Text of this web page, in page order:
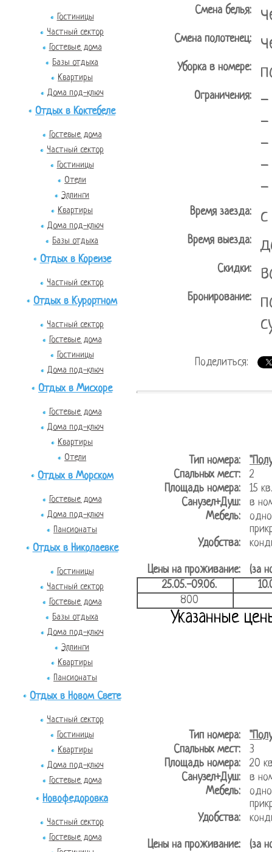
Гостиницы
Частный сектор
Гостевые дома
Базы отдыха
Квартиры
Дома под-ключ
Отдых в Коктебеле
Гостевые дома
Частный сектор
Гостиницы
Отели
Эллинги
Квартиры
Дома под-ключ
Базы отдыха
Отдых в Кореизе
Частный сектор
Отдых в Курортном
Частный сектор
Гостевые дома
Гостиницы
Дома под-ключ
Отдых в Мисхоре
Гостевые дома
Дома под-ключ
Квартиры
Отели
Отдых в Морском
Гостевые дома
Дома под-ключ
Пансионаты
Отдых в Николаевке
Гостиницы
Частный сектор
Гостевые дома
Базы отдыха
Дома под-ключ
Эллинги
Квартиры
Пансионаты
Отдых в Новом Свете
Частный сектор
Гостиницы
Квартиры
Дома под-ключ
Гостевые дома
Новофедоровка
Частный сектор
Гостевые дома
Смена белья:
Смена полотенец:
Уборка в номере:
Ограничения:
-
-
-
-
-
Время заезда:
Время выезда:
Скидки:
Бронирование:
Поделиться:
Тип номера:
Спальных мест:
2
Площадь номера:
15
Санузел+Душ:
в
Мебель:
Удобства:
Цены на проживание:
(за
25.05.-09.06.
800
Указанные
Тип номера:
Спальных мест:
3
Площадь номера:
20
Санузел+Душ:
в
Мебель:
Удобства:
Цены на проживание: (за